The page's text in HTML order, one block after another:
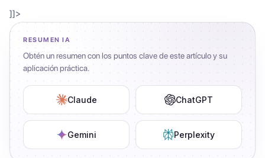
]]>
RESUMEN IA
Obtén un resumen con los puntos clave de este artículo y su
aplicación práctica.
Claude ChatGPT
Gemini Perplexity